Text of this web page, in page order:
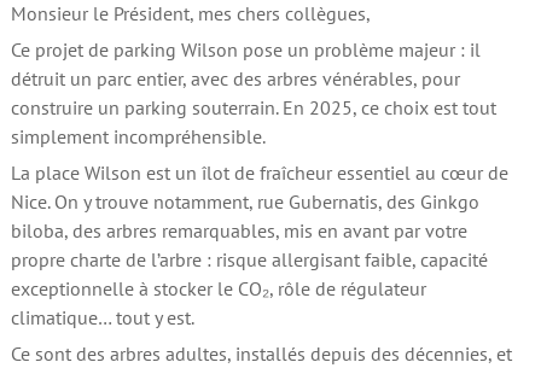
Monsieur le Président, mes chers collègues,
Ce projet de parking Wilson pose un problème majeur : il
détruit un parc entier, avec des arbres vénérables, pour
construire un parking souterrain. En 2025, ce choix est tout
simplement incompréhensible.
La place Wilson est un îlot de fraîcheur essentiel au cœur de
Nice. On y trouve notamment, rue Gubernatis, des Ginkgo
biloba, des arbres remarquables, mis en avant par votre
propre charte de l’arbre : risque allergisant faible, capacité
exceptionnelle à stocker le CO₂, rôle de régulateur
climatique… tout y est.
Ce sont des arbres adultes, installés depuis des décennies, et